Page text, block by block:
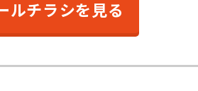
ルチラシを見る